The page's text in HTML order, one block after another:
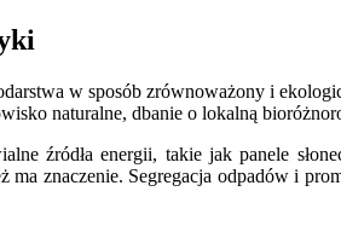
w sposób zrównoważony i
naturalne, dbanie o lokalną
źródła energii, takie jak panele
znaczenie. Segregacja odpadów i